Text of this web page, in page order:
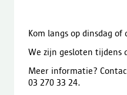
Kom langs op dinsdag
We zijn gesloten tijdens
Meer informatie?
03 270 33 24.